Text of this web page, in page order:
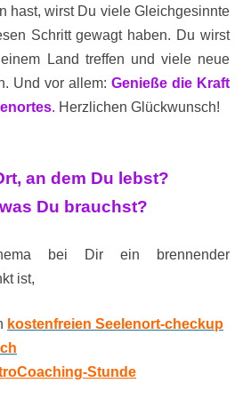
hast, wirst Du viele Gleichgesinnte
Schritt gewagt haben. Du wirst
Land treffen und viele neue
Und vor allem: Genieße die Kraft
. Herzlichen Glückwunsch!
an dem Du lebst?
Du brauchst?
bei Dir ein brennender
ist,
kostenfreien Seelenort-checkup
Stunde